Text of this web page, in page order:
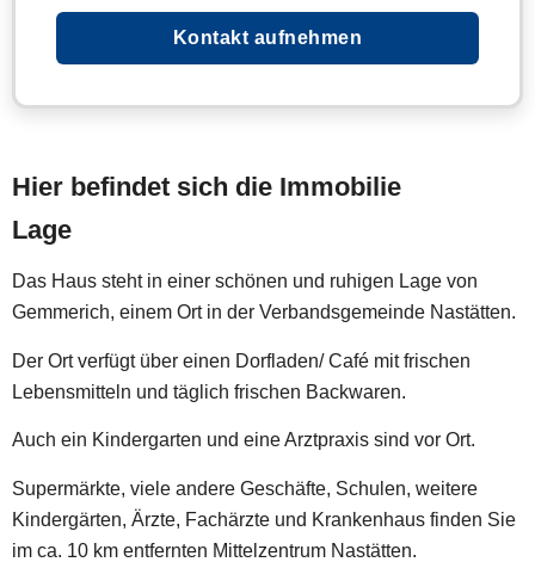
Kontakt aufnehmen
Hier befindet sich die Immobilie
Lage
Das Haus steht in einer schönen und ruhigen Lage von
Gemmerich, einem Ort in der Verbandsgemeinde Nastätten.
Der Ort verfügt über einen Dorfladen/ Café mit frischen
Lebensmitteln und täglich frischen Backwaren.
Auch ein Kindergarten und eine Arztpraxis sind vor Ort.
Supermärkte, viele andere Geschäfte, Schulen, weitere
Kindergärten, Ärzte, Fachärzte und Krankenhaus finden Sie
im ca. 10 km entfernten Mittelzentrum Nastätten.